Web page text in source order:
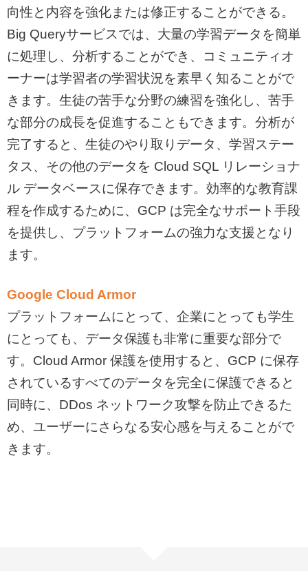
向性と内容を強化または修正することができる。
Big Queryサービスでは、大量の学習データを簡単
に処理し、分析することができ、コミュニティオ
ーナーは学習者の学習状況を素早く知ることがで
きます。生徒の苦手な分野の練習を強化し、苦手
な部分の成長を促進することもできます。分析が
完了すると、生徒のやり取りデータ、学習ステー
タス、その他のデータを Cloud SQL リレーショナ
ル データベースに保存できます。効率的な教育課
程を作成するために、 GCP は完全なサポート手段
を提供し、プラットフォームの強力な支援となり
ます。
Google Cloud Armor
プラットフォームにとって、企業にとっても学生
にとっても、データ保護も非常に重要な部分で
す。 Cloud Armor 保護を使用すると、 GCP に保存
されているすべてのデータを完全に保護できると
同時に、 DDos ネットワーク攻撃を防止できるた
め、ユーザーにさらなる安心感を与えることがで
きます。